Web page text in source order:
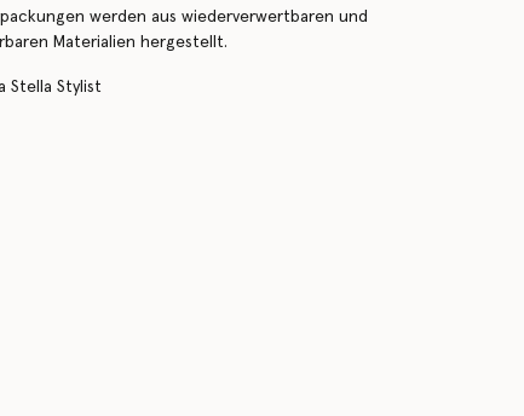
werden aus wiederverwertbaren und
Materialien hergestellt.
Stella Stylist